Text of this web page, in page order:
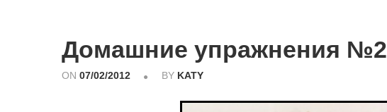
Домашние упражнения №2
ON 07/02/2012 BY KATY